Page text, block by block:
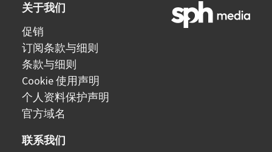
关于我们
促销
订阅条款与细则
条款与细则
Cookie 使用声明
个人资料保护声明
官方域名
联系我们